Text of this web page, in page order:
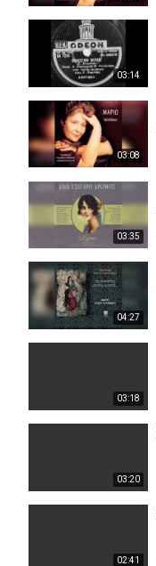
03:14
03:08
03:35
04:27
03:18
03:20
02:41